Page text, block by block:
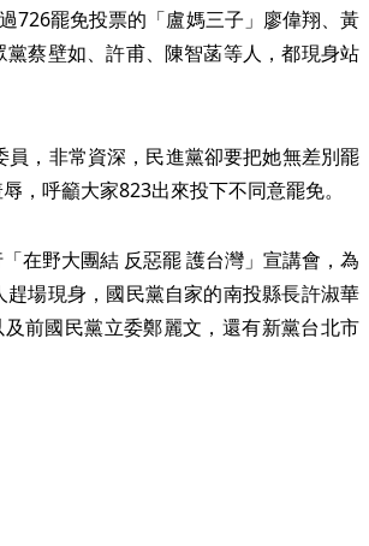
726罷免投票的「盧媽三子」廖偉翔、黃
蔡壁如、許甫、陳智菡等人，都現身站
，非常資深，民進黨卻要把她無差別罷
，呼籲大家823出來投下不同意罷免。
在野大團結 反惡罷 護台灣」宣講會，為
場現身，國民黨自家的南投縣長許淑華
前國民黨立委鄭麗文，還有新黨台北市